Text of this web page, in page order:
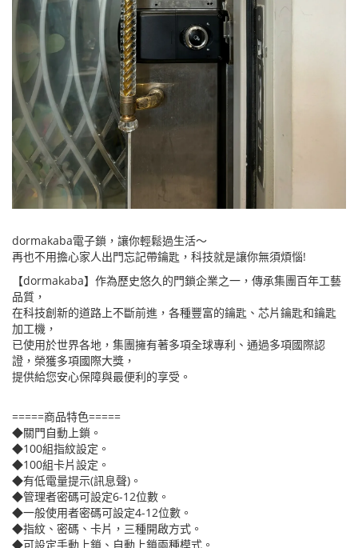
dormakaba電子鎖，讓你輕鬆過生活～
再也不用擔心家人出門忘記帶鑰匙，科技就是讓你無須煩惱!
【dormakaba】作為歷史悠久的門鎖企業之一，傳承集團百年工藝
品質，
在科技創新的道路上不斷前進，各種豐富的鑰匙、芯片鑰匙和鑰匙
加工機，
已使用於世界各地，集團擁有著多項全球專利、通過多項國際認
證，榮獲多項國際大獎，
提供給您安心保障與最便利的享受。
=====商品特色=====
◆關門自動上鎖。
◆100組指紋設定。
◆100組卡片設定。
◆有低電量提示(訊息聲)。
◆管理者密碼可設定6-12位數。
◆一般使用者密碼可設定4-12位數。
◆指紋、密碼、卡片，三種開啟方式。
◆可設定手動上鎖、自動上鎖兩種模式。